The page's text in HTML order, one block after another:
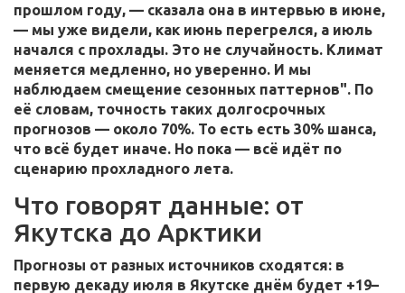
прошлом году, — сказала она в интервью в июне,
— мы уже видели, как июнь перегрелся, а июль
начался с прохлады. Это не случайность. Климат
меняется медленно, но уверенно. И мы
наблюдаем смещение сезонных паттернов". По
её словам, точность таких долгосрочных
прогнозов — около 70%. То есть есть 30% шанса,
что всё будет иначе. Но пока — всё идёт по
сценарию прохладного лета.
Что говорят данные: от
Якутска до Арктики
Прогнозы от разных источников сходятся: в
первую декаду июля в Якутске днём будет +19–